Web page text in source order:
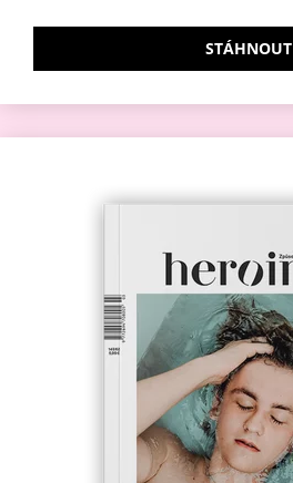
STÁHNOUT